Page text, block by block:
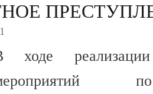
ходе реализации